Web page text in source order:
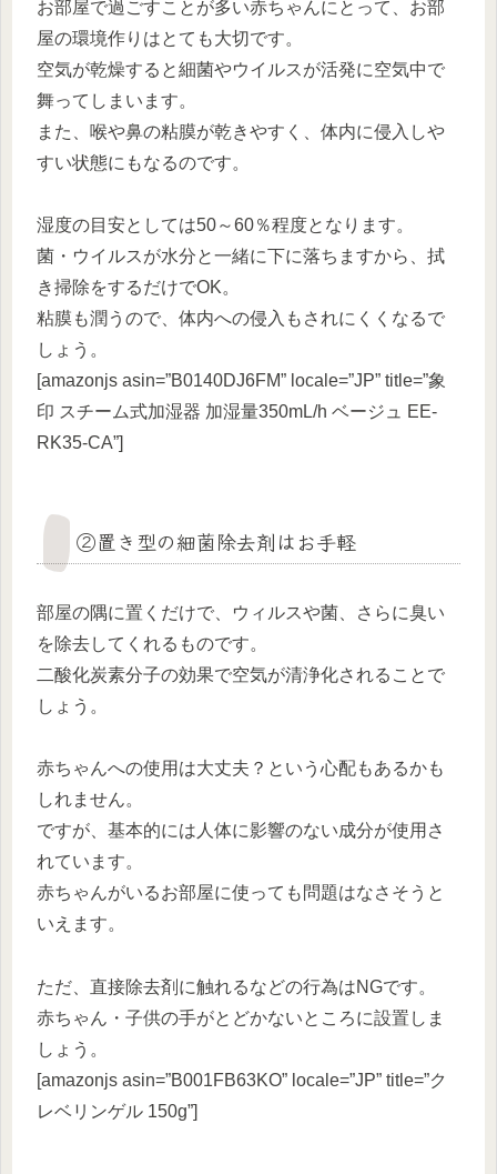
お部屋で過ごすことが多い赤ちゃんにとって、お部
屋の環境作りはとても大切です。
空気が乾燥すると細菌やウイルスが活発に空気中で
舞ってしまいます。
また、喉や鼻の粘膜が乾きやすく、体内に侵入しや
すい状態にもなるのです。
湿度の目安としては50～60％程度となります。
菌・ウイルスが水分と一緒に下に落ちますから、拭
き掃除をするだけでOK。
粘膜も潤うので、体内への侵入もされにくくなるで
しょう。
[amazonjs asin=”B0140DJ6FM” locale=”JP” title=”象
印 スチーム式加湿器 加湿量350mL/h ベージュ EE-
RK35-CA”]
②置き型の細菌除去剤はお手軽
部屋の隅に置くだけで、ウィルスや菌、さらに臭い
を除去してくれるものです。
二酸化炭素分子の効果で空気が清浄化されることで
しょう。
赤ちゃんへの使用は大丈夫？という心配もあるかも
しれません。
ですが、基本的には人体に影響のない成分が使用さ
れています。
赤ちゃんがいるお部屋に使っても問題はなさそうと
いえます。
ただ、直接除去剤に触れるなどの行為はNGです。
赤ちゃん・子供の手がとどかないところに設置しま
しょう。
[amazonjs asin=”B001FB63KO” locale=”JP” title=”ク
レベリンゲル 150g”]